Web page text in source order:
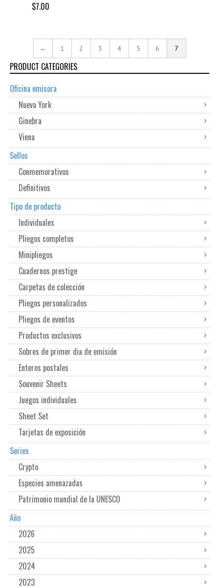
$7.00
← 1 2 3 4 5 6 7
PRODUCT CATEGORIES
Oficina emisora
Nueva York
Ginebra
Viena
Sellos
Conmemorativos
Definitivos
Tipo de producto
Individuales
Pliegos completos
Minipliegos
Cuadernos prestige
Carpetas de colección
Pliegos personalizados
Pliegos de eventos
Productos exclusivos
Sobres de primer dia de emisión
Enteros postales
Souvenir Sheets
Juegos individuales
Sheet Set
Tarjetas de exposición
Series
Crypto
Especies amenazadas
Patrimonio mundial de la UNESCO
Año
2026
2025
2024
2023